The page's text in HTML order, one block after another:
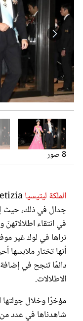
تفاصيل اطلالة الملكة
تنسيق شبابي في تنورة
فستان أنثوي معرق
فستان ميدي معرق
8 صور
الملكة ليتيسيا
جدال في ذلك، حيث
في انتقاء اطلالاتهنّ
نراها في لوك غير
أنها تختار ملابسها
دائمًا تنجح في إضافة
الاطلالات.
مؤخرًا وخلال جولتها
شاهدناها في عدد من
مطبخ سيدتي
مقالات الرأي
ستايل
تقارير
عروس سيدتي